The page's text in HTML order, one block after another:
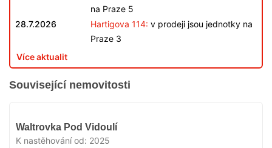
na Praze 5
28.7.2026
Hartigova 114: v prodeji jsou jednotky na
Praze 3
Více aktualit
Související nemovitosti
Waltrovka Pod Vidoulí
K nastěhování od: 2025